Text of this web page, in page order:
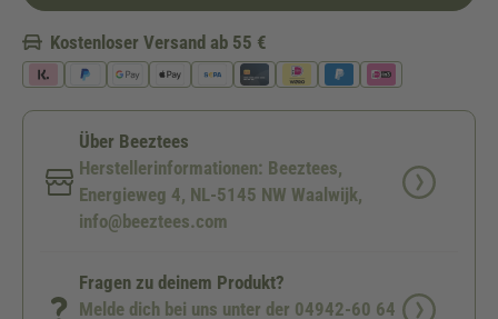
Kostenloser Versand ab 55 €
Über Beeztees
Herstellerinformationen: Beeztees,
Energieweg 4, NL-5145 NW Waalwijk,
info@beeztees.com
Fragen zu deinem Produkt?
Melde dich bei uns unter der 04942-60 64